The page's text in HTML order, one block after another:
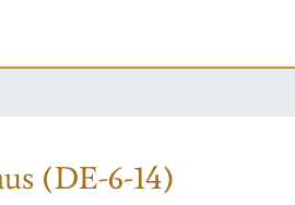
(DE-6-14)